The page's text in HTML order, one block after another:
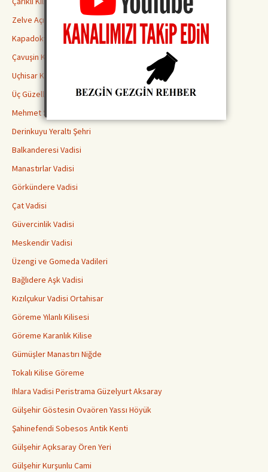
Zelve Açık Hava Müzesi Ören Yeri
Kapadokya Yeraltı Şehirleri Hakkında Bilmeniz Gerekenler
Çavuşin Kilisesi
Uçhisar Kalesi
Üç Güzeller Peri Bacaları
Mehmet Şakir Paşa Medresesi
Derinkuyu Yeraltı Şehri
Balkanderesi Vadisi
Manastırlar Vadisi
Görkündere Vadisi
Çat Vadisi
Güvercinlik Vadisi
Meskendir Vadisi
Üzengi ve Gomeda Vadileri
Bağlıdere Aşk Vadisi
Kızılçukur Vadisi Ortahisar
Göreme Yılanlı Kilisesi
Göreme Karanlık Kilise
Gümüşler Manastırı Niğde
Tokalı Kilise Göreme
Ihlara Vadisi Peristrama Güzelyurt Aksaray
Gülşehir Göstesin Ovaören Yassı Höyük
Şahinefendi Sobesos Antik Kenti
Gülşehir Açıksaray Ören Yeri
Gülşehir Kurşunlu Cami